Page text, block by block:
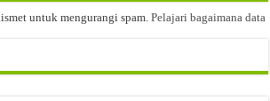
untuk mengurangi spam.Pelajari bagaimana data